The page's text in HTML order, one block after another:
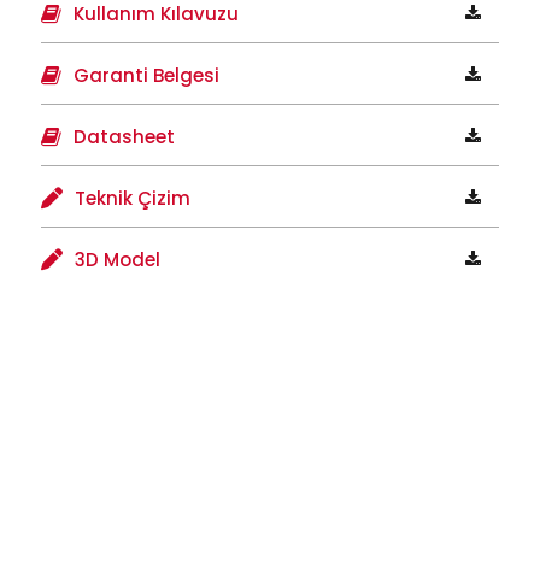
Kullanım Kılavuzu
Garanti Belgesi
Datasheet
Teknik Çizim
3D Model